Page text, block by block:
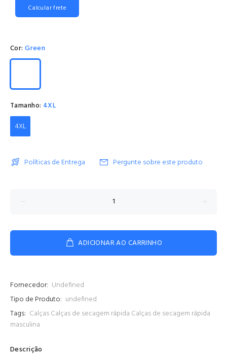
Calcular frete
Cor:Green
Tamanho: 4XL
4XL
Políticas de Entrega Pergunte sobre este produto
ADICIONAR AO CARRINHO
Fornecedor: Undefined
Tipo de Produto: undefined
Tags: CalçasCalças de secagem rápida Calças de secagem rápida
masculina
Descrição